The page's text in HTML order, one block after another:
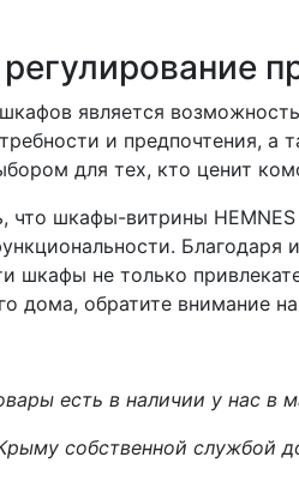
является
и предпочтения, а
для тех, кто ценит
что шкафы-витрины
шкафы не только
дома, обратите внимание
есть в наличии у нас в
собственной службой